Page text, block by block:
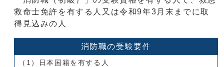
救命士免許を有する人又は令和9年3月末までに取
得見込みの人
消防職の受験要件
（1）日本国籍を有する人